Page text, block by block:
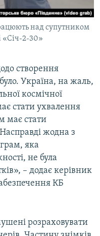
над супутником
«Січ-2-30»
створення
Україна, на жаль,
космічної
стати ухвалення
має стати
жодна з
яка
не була
– додає керівник
КБ
розраховувати